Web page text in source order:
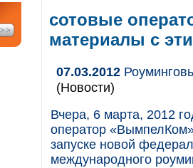
сотовые
материалы с
07.03.2012
(Новости)
Вчера, 6 марта, 2012
оператор
запуске новой
международного